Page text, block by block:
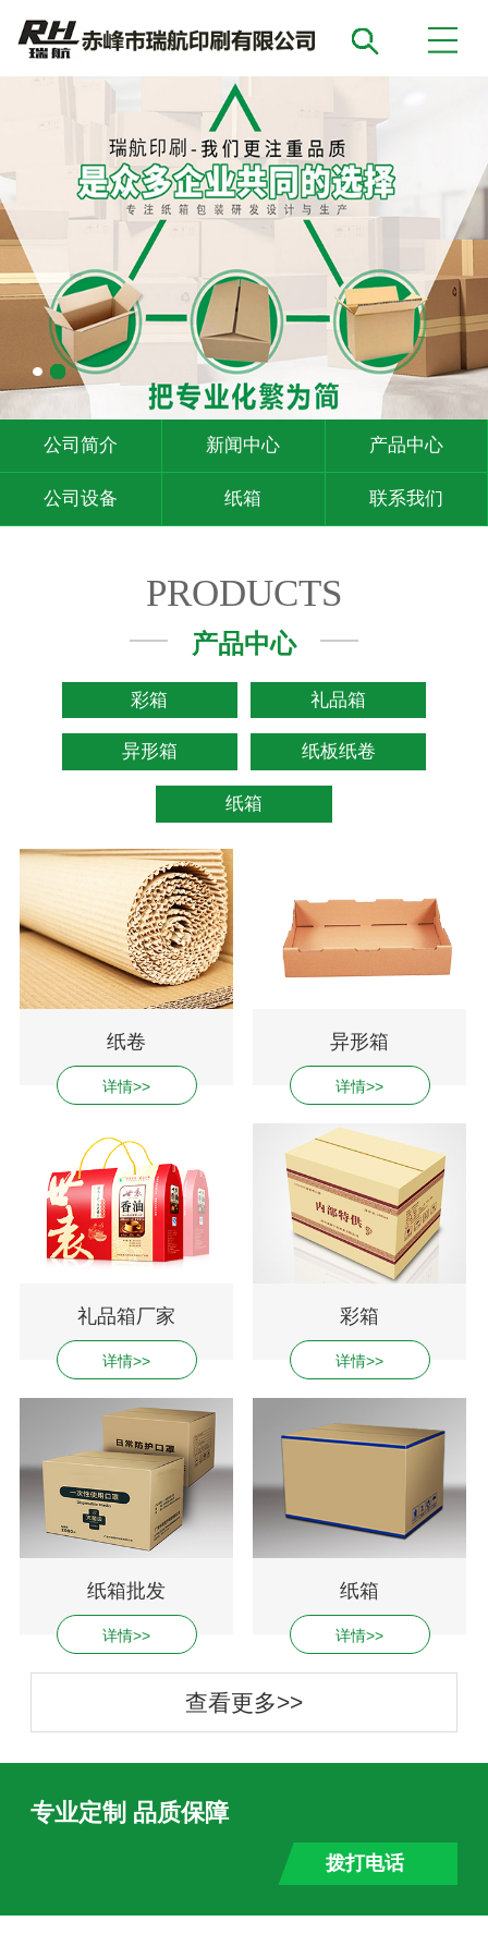
公司简介 新闻中心 产品中心
公司设备 纸箱 联系我们
PRODUCTS
产品中心
彩箱 礼品箱
异形箱 纸板纸卷
纸箱
纸卷
详情>>
异形箱
详情>>
礼品箱厂家
详情>>
彩箱
详情>>
纸箱批发
详情>>
纸箱
详情>>
查看更多>>
专业定制 品质保障
拨打电话